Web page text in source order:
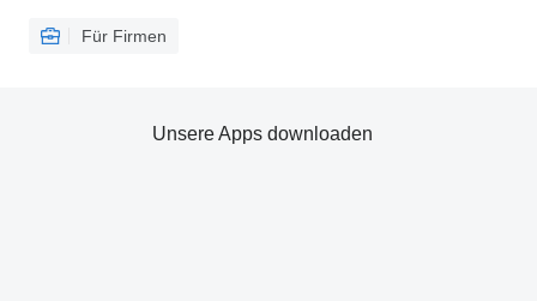
Für Firmen
Unsere Apps downloaden